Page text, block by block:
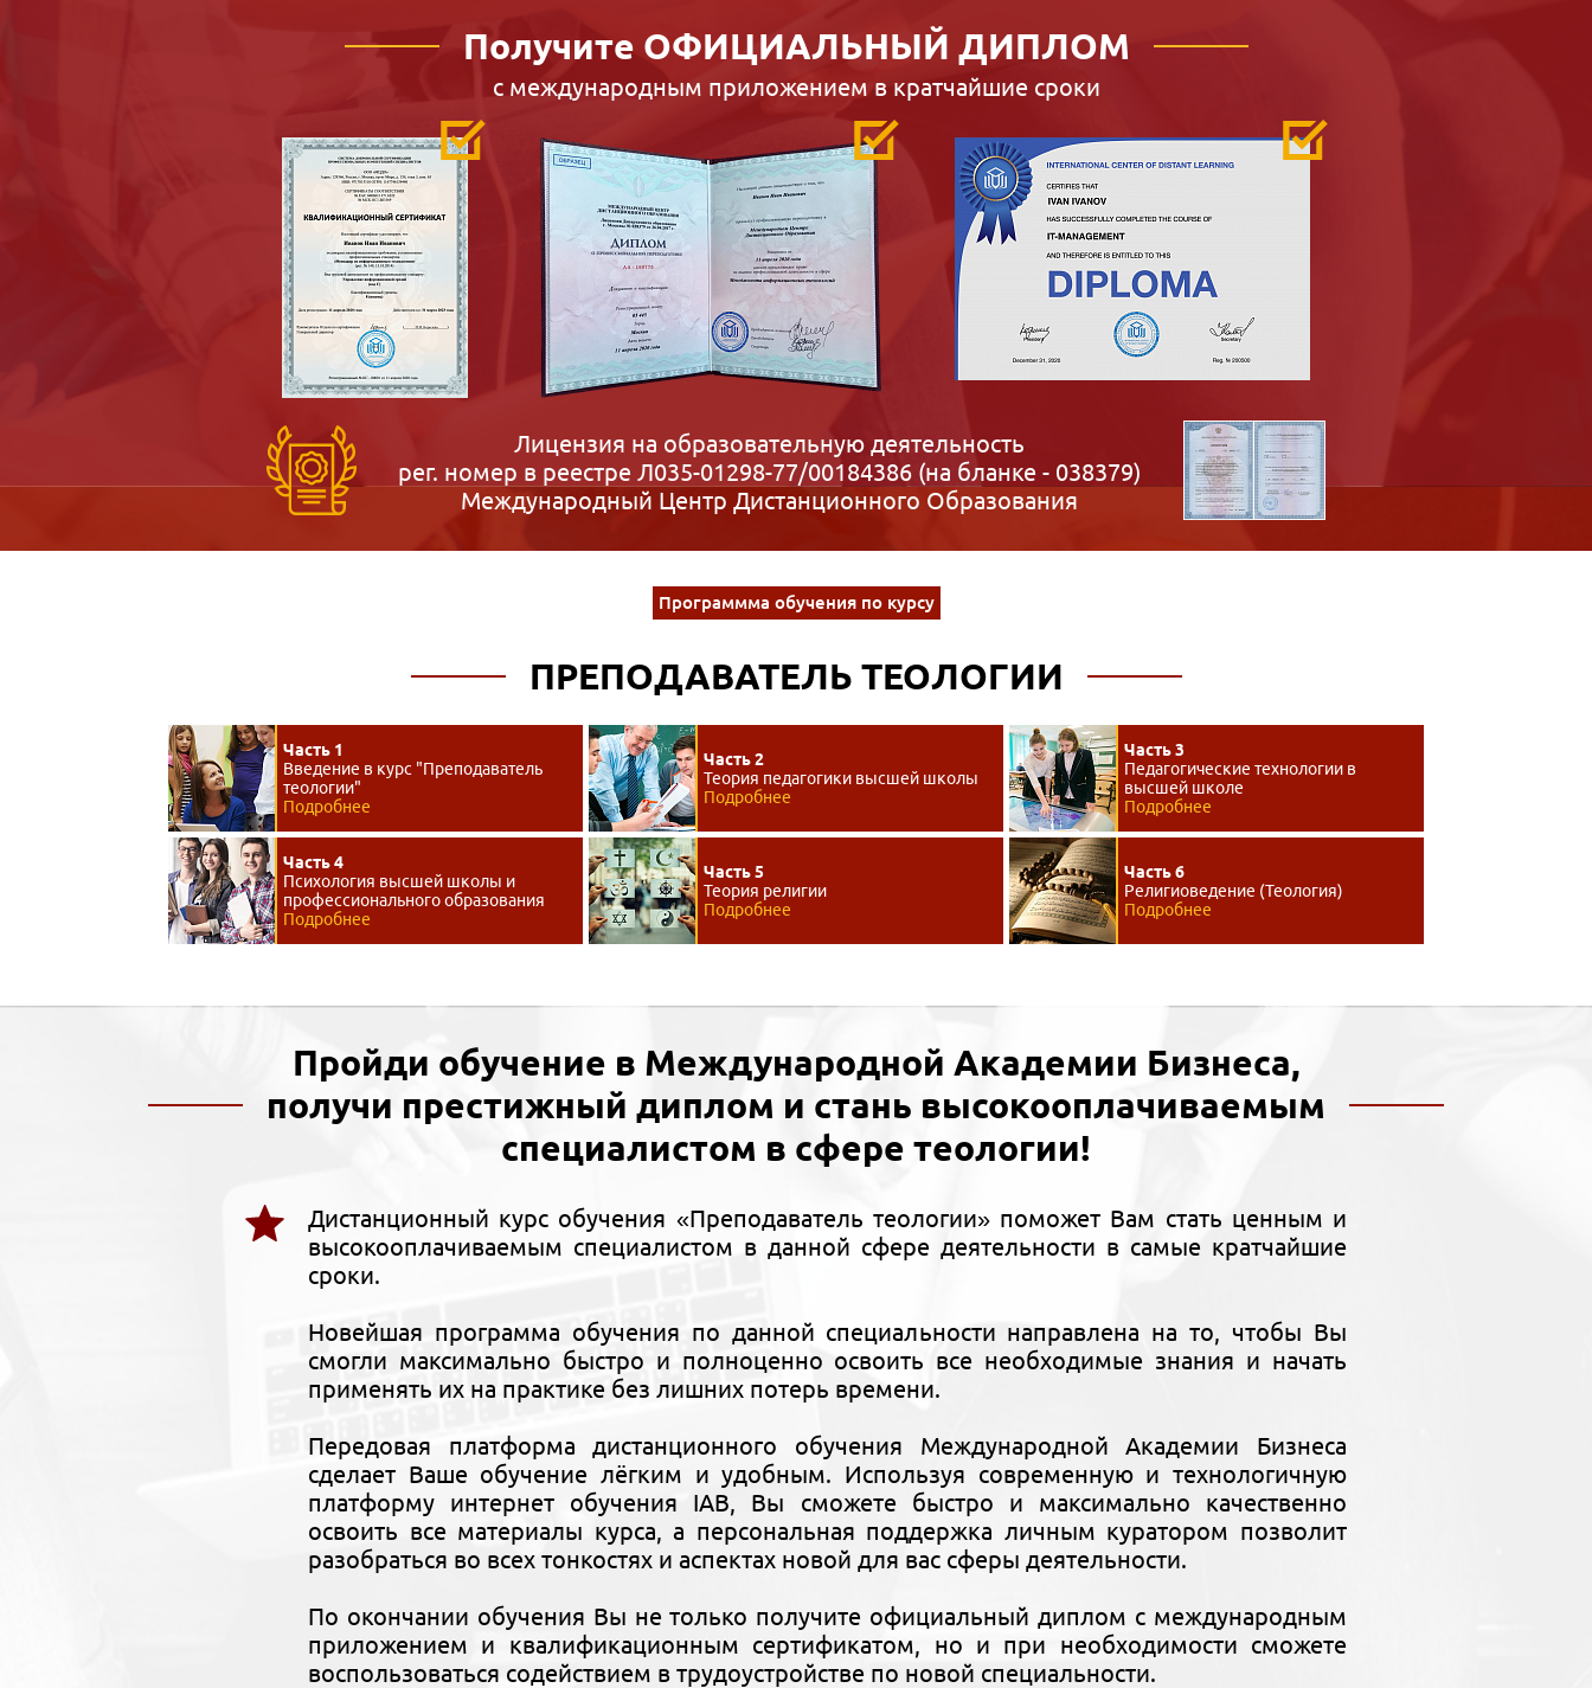
Получите ОФИЦИАЛЬНЫЙ ДИПЛОМ
с международным приложением в кратчайшие сроки
Лицензия на образовательную деятельность
рег. номер в реестре Л035-01298-77/00184386 (на бланке - 038379)
Международный Центр Дистанционного Образования
Программма обучения по курсу
ПРЕПОДАВАТЕЛЬ ТЕОЛОГИИ
Часть 1
Введение в курс "Преподаватель
теологии"
Подробнее
Часть 2
Теория педагогики высшей школы
Подробнее
Часть 3
Педагогические технологии в
высшей школе
Подробнее
Часть 4
Психология высшей школы и
профессионального образования
Подробнее
Часть 5
Теория религии
Подробнее
Часть 6
Религиоведение (Теология)
Подробнее
Пройди обучение в Международной Академии Бизнеса,
получи престижный диплом и стань высокооплачиваемым
специалистом в сфере теологии!
Дистанционный курс обучения «Преподаватель теологии» поможет Вам стать ценным и
высокооплачиваемым специалистом в данной сфере деятельности в самые кратчайшие
сроки.
Новейшая программа обучения по данной специальности направлена на то, чтобы Вы
смогли максимально быстро и полноценно освоить все необходимые знания и начать
применять их на практике без лишних потерь времени.
Передовая платформа дистанционного обучения Международной Академии Бизнеса
сделает Ваше обучение лёгким и удобным. Используя современную и технологичную
платформу интернет обучения IAB, Вы сможете быстро и максимально качественно
освоить все материалы курса, а персональная поддержка личным куратором позволит
разобраться во всех тонкостях и аспектах новой для вас сферы деятельности.
По окончании обучения Вы не только получите официальный диплом с международным
приложением и квалификационным сертификатом, но и при необходимости сможете
воспользоваться содействием в трудоустройстве по новой специальности.